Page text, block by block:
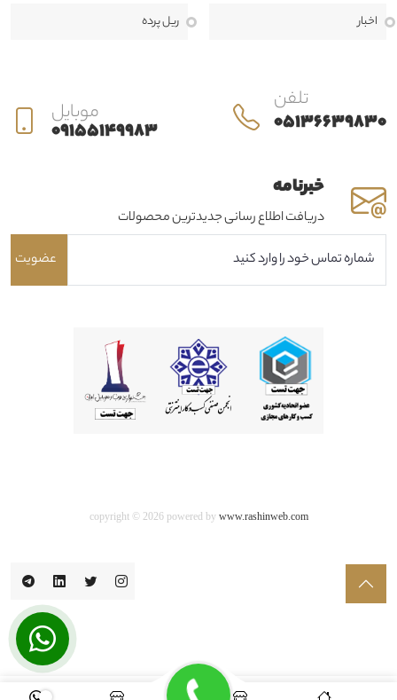
اخبار ریل پرده
تا اندازه‌گیری، طراحی، دوخت، نصب و خدمات پس از فروش، در کنار مشتریان
خبرنامه
دریافت اطلاع رسانی جدیدترین محصولات
تلفن
05136639830 موبایل
09155149983
عضویت
copyright © 2026 powered by www.rashinweb.com